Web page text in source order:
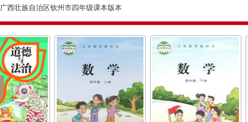
广西壮族自治区钦州市四年级课本版本